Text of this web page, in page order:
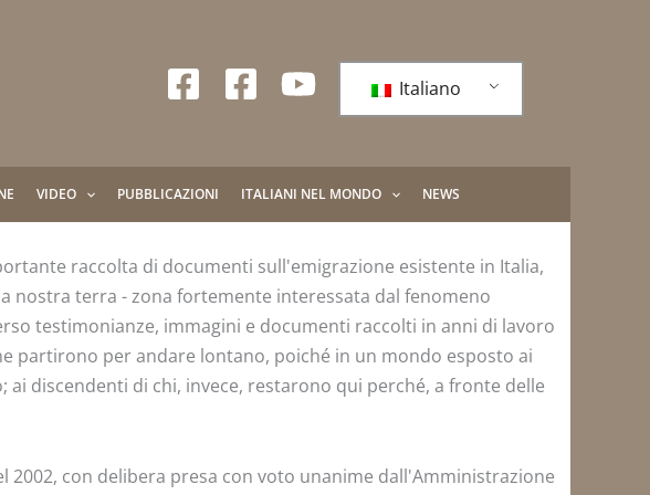
Italiano
VIDEO PUBBLICAZIONI ITALIANI NEL MONDO NEWS
raccolta di documenti sull'emigrazione esistente in Italia,
nostra terra - zona fortemente interessata dal fenomeno
testimonianze, immagini e documenti raccolti in anni di lavoro
partirono per andare lontano, poiché in un mondo esposto ai
discendenti di chi, invece, restarono qui perché, a fronte delle
2002, con delibera presa con voto unanime dall'Amministrazione